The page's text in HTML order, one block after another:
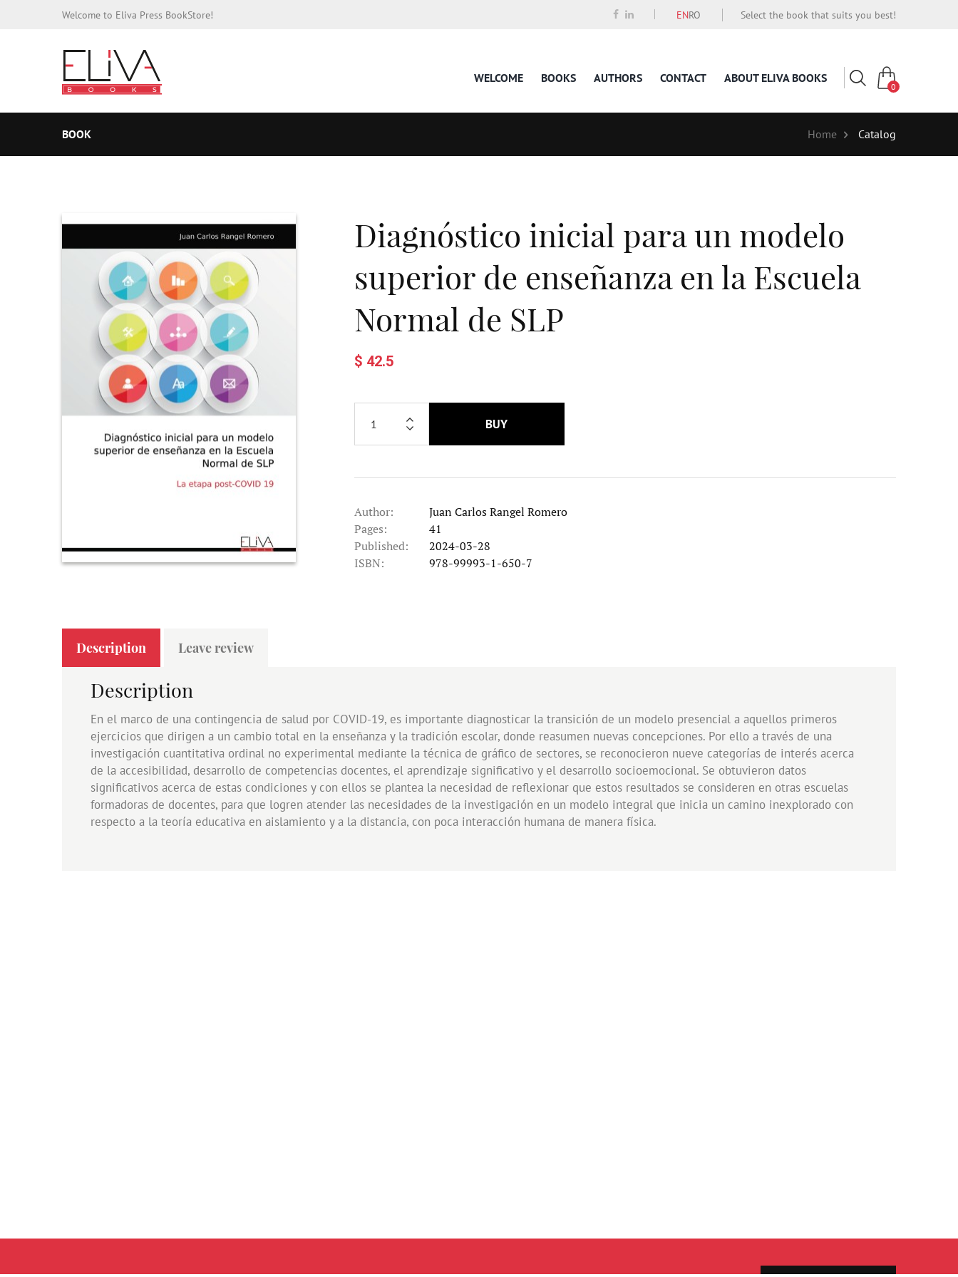
Welcome to Eliva Press BookStore! ENRO Select the book that suits you best!
WELCOME BOOKS AUTHORS CONTACT ABOUT ELIVA BOOKS
0
BOOK Home Catalog
Diagnóstico inicial para un modelo
superior de enseñanza en la Escuela
Normal de SLP
$ 42.5
BUY
Author:
Juan Carlos Rangel Romero
Pages:
41
Published:
2024-03-28
ISBN:
978-99993-1-650-7
Description Leave review
Description
En el marco de una contingencia de salud por COVID-19, es importante diagnosticar la transición de un modelo presencial a aquellos primeros
ejercicios que dirigen a un cambio total en la enseñanza y la tradición escolar, donde reasumen nuevas concepciones. Por ello a través de una
investigación cuantitativa ordinal no experimental mediante la técnica de gráfico de sectores, se reconocieron nueve categorías de interés acerca
de la accesibilidad, desarrollo de competencias docentes, el aprendizaje significativo y el desarrollo socioemocional. Se obtuvieron datos
significativos acerca de estas condiciones y con ellos se plantea la necesidad de reflexionar que estos resultados se consideren en otras escuelas
formadoras de docentes, para que logren atender las necesidades de la investigación en un modelo integral que inicia un camino inexplorado con
respecto a la teoría educativa en aislamiento y a la distancia, con poca interacción humana de manera física.